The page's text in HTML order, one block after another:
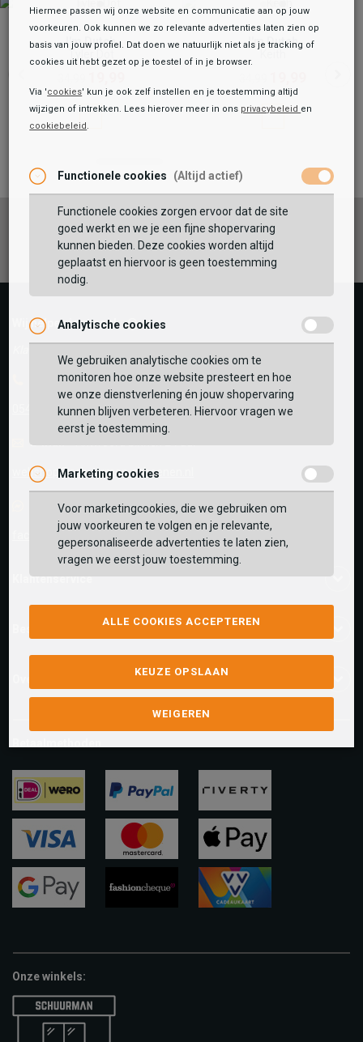
Tylor Dot
34,99
19,99
Maat: ONE
TOEVOEGEN AAN WINKELTAS
GEBRUIK MIJN LOCATIE
Zoek op postcode of gebruik jouw locatie om de
voorraad in een van onze winkels te bekijken.
I'm Dutch
I'm Dutch
Toegevoegd aan je winkeltas!
BEKIJK WINKELTAS
VERDER WINKELEN
Vaak samen gekocht met
FacebookInstagramPinterest
Wij helpen je graag!
Telefoon
0545-280081
E-mail
webshop@schuurman-schoenen.nl
Facebook chat
facebook.com/SchuurmanSchoenen
Klantenservice
Bestelinformatie
ideal paypal riverty
visa
apple-
pay
Onze winkels:
Hiermee passen wij onze website en communicatie aan op jouw
voorkeuren. Ook kunnen we zo relevante advertenties laten zien op
basis van jouw profiel. Dat doen we natuurlijk niet als je tracking of
cookies uit hebt gezet op je toestel of in je browser.
Via 'cookies' kun je ook zelf instellen en je toestemming altijd
wijzigen of intrekken. Lees hierover meer in ons privacybeleid en
cookiebeleid.
Functionele cookies (Altijd actief)
Functionele cookies zorgen ervoor dat de site
goed werkt en we je een fijne shopervaring
kunnen bieden. Deze cookies worden altijd
geplaatst en hiervoor is geen toestemming
nodig.
Analytische cookies
We gebruiken analytische cookies om te
monitoren hoe onze website presteert en hoe
we onze dienstverlening én jouw shopervaring
kunnen blijven verbeteren. Hiervoor vragen we
eerst je toestemming.
Marketing cookies
Voor marketingcookies, die we gebruiken om
jouw voorkeuren te volgen en je relevante,
gepersonaliseerde advertenties te laten zien,
vragen we eerst jouw toestemming.
ALLE COOKIES ACCEPTEREN
KEUZE OPSLAAN
WEIGEREN